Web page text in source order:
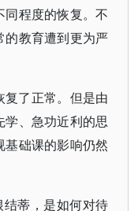
程度的恢复。不
的教育遭到更为严
了正常。但是由
、急功近利的思
础课的影响仍然
结蒂，是如何对待